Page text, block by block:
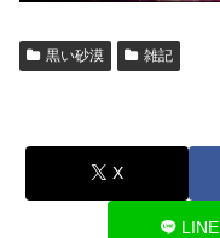
黒い砂漠 雑記
X
LINE